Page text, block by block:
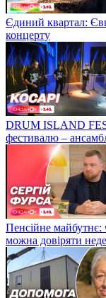
Єдиний квартал:
концерту
DRUM ISLAND
фестивалю –
Пенсійне майбутнє:
можна довіряти